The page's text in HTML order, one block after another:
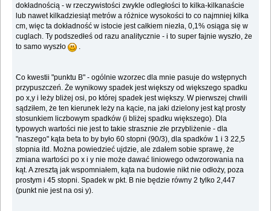
dokładnością - w rzeczywistości zwykle odległości to kilka-kilkanaście
lub nawet kilkadziesiąt metrów a różnice wysokości to co najmniej kilka
cm, więc ta dokładność w istocie jest całkiem niezła, 0,1% osiąga się w
cuglach. Ty podszedłeś od razu analitycznie - i to super fajnie wyszło, że
to samo wyszło
.
Co kwestii "punktu B" - ogólnie wzorzec dla mnie pasuje do wstępnych
przypuszczeń. Że wynikowy spadek jest większy od większego spadku
po x,y i leży bliżej osi, po której spadek jest większy. W pierwszej chwili
sądziłem, że ten kierunek leży na kącie, na jaki dzielony jest kąt prosty
stosunkiem liczbowym spadków (i bliżej spadku większego). Dla
typowych wartości nie jest to takie strasznie złe przybliżenie - dla
"naszego" kąta beta to by było 60 stopni (90/3), dla spadków 1 i 3 22,5
stopnia itd. Można powiedzieć ujdzie, ale zdałem sobie sprawę, że
zmiana wartości po x i y nie może dawać liniowego odwzorowania na
kąt. A zresztą jak wspomniałem, kąta na budowie nikt nie odłoży, poza
prostym i 45 stopni. Spadek w pkt. B nie będzie równy 2 tylko 2,447
(punkt nie jest na osi y).